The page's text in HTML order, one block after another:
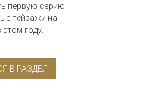
первую серию
пейзажи на
году.
В РАЗДЕЛ